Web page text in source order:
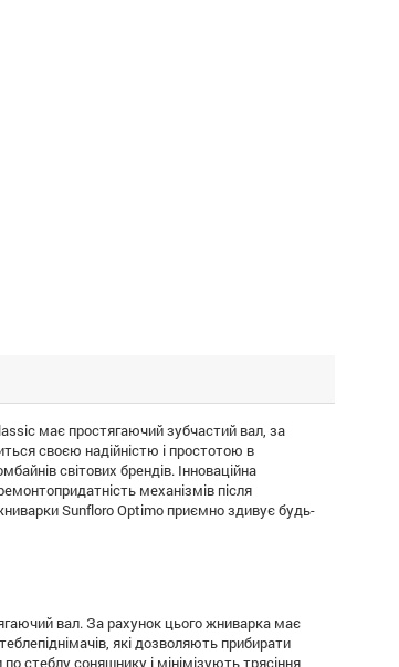
має простягаючий зубчастий вал, за
своєю надійністю і простотою в
світових брендів. Інноваційна
механізмів після
Sunfloro Optimo приємно здивує будь-
вал. За рахунок цього жниварка має
які дозволяють прибирати
стеблу соняшнику і мінімізують трясіння